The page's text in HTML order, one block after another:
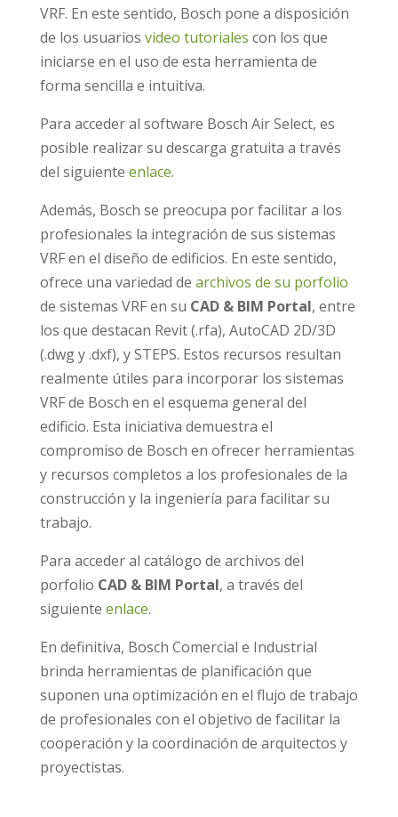
VRF. En este sentido, Bosch pone a disposición
de los usuarios video tutoriales con los que
iniciarse en el uso de esta herramienta de
forma sencilla e intuitiva.
Para acceder al software Bosch Air Select, es
posible realizar su descarga gratuita a través
del siguiente enlace.
Además, Bosch se preocupa por facilitar a los
profesionales la integración de sus sistemas
VRF en el diseño de edificios. En este sentido,
ofrece una variedad de archivos de su porfolio
de sistemas VRF en su CAD & BIM Portal, entre
los que destacan Revit (.rfa), AutoCAD 2D/3D
(.dwg y .dxf), y STEPS. Estos recursos resultan
realmente útiles para incorporar los sistemas
VRF de Bosch en el esquema general del
edificio. Esta iniciativa demuestra el
compromiso de Bosch en ofrecer herramientas
y recursos completos a los profesionales de la
construcción y la ingeniería para facilitar su
trabajo.
Para acceder al catálogo de archivos del
porfolio CAD & BIM Portal, a través del
siguiente enlace.
En definitiva, Bosch Comercial e Industrial
brinda herramientas de planificación que
suponen una optimización en el flujo de trabajo
de profesionales con el objetivo de facilitar la
cooperación y la coordinación de arquitectos y
proyectistas.